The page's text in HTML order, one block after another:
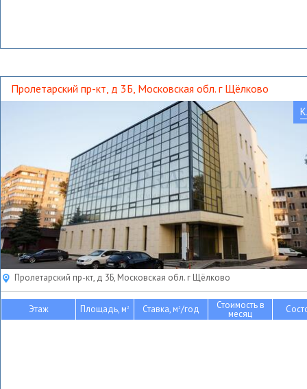
Пролетарский пр-кт, д 3Б, Московская обл. г Щёлково
Пролетарский пр-кт, д 3Б, Московская обл. г Щёлково
Этаж Площадь, м2 Ставка, м2/год Стоимость в
месяц